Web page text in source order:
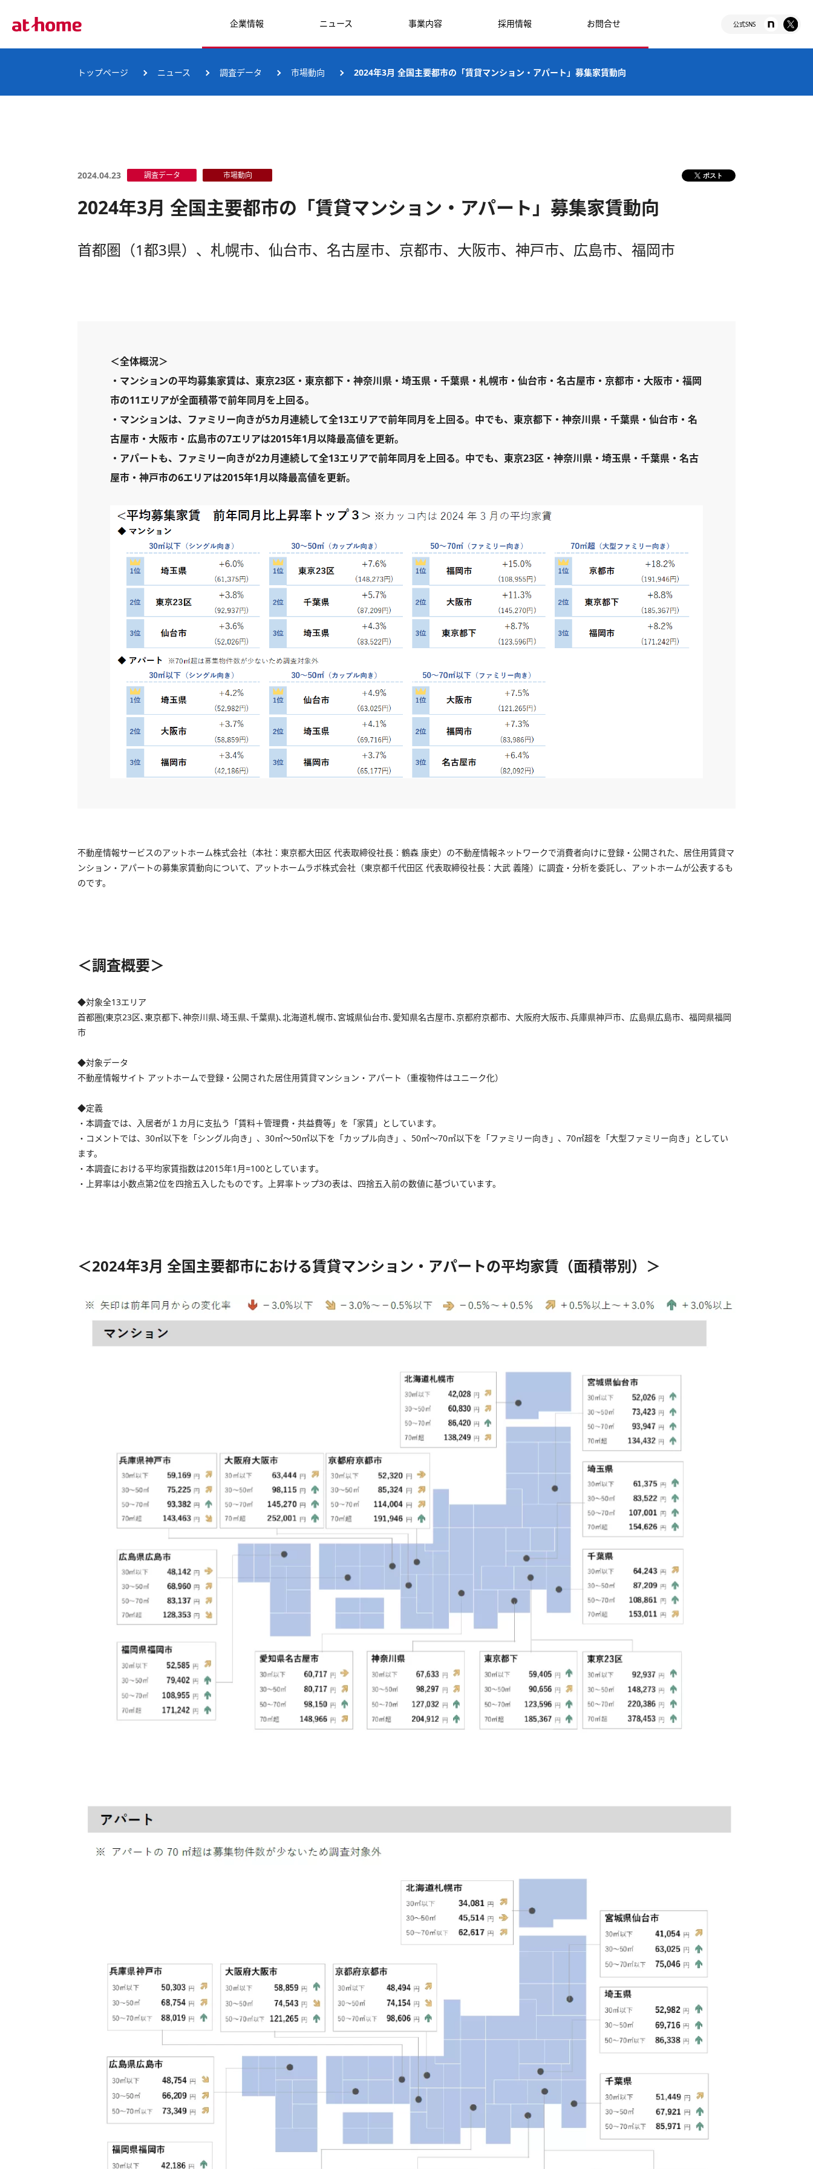
企業情報 ニュース 事業内容 採用情報 お問合せ 公式SNS
トップページ ニュース 調査データ 市場動向 2024年3月 全国主要都市の「賃貸マンション・アパート」募集家賃動向
2024.04.23 調査データ 市場動向 ポスト
2024年3月 全国主要都市の「賃貸マンション・アパート」募集家賃動向
首都圏（1都3県）、札幌市、仙台市、名古屋市、京都市、大阪市、神戸市、広島市、福岡市
＜全体概況＞
・マンションの平均募集家賃は、東京23区・東京都下・神奈川県・埼玉県・千葉県・札幌市・仙台市・名古屋市・京都市・大阪市・福岡
市の11エリアが全面積帯で前年同月を上回る。
・マンションは、ファミリー向きが5カ月連続して全13エリアで前年同月を上回る。中でも、東京都下・神奈川県・千葉県・仙台市・名
古屋市・大阪市・広島市の7エリアは2015年1月以降最高値を更新。
・アパートも、ファミリー向きが2カ月連続して全13エリアで前年同月を上回る。中でも、東京23区・神奈川県・埼玉県・千葉県・名古
屋市・神戸市の6エリアは2015年1月以降最高値を更新。
不動産情報サービスのアットホーム株式会社（本社：東京都大田区 代表取締役社長：鶴森 康史）の不動産情報ネットワークで消費者向けに登録・公開された、居住用賃貸マ
ンション・アパートの募集家賃動向について、アットホームラボ株式会社（東京都千代田区 代表取締役社長：大武 義隆）に調査・分析を委託し、アットホームが公表するも
のです。
＜調査概要＞
◆対象全13エリア
首都圏(東京23区､東京都下､神奈川県､埼玉県､千葉県)､北海道札幌市､宮城県仙台市､愛知県名古屋市､京都府京都市、大阪府大阪市､兵庫県神戸市、広島県広島市、福岡県福岡
市
◆対象データ
不動産情報サイト アットホームで登録・公開された居住用賃貸マンション・アパート（重複物件はユニーク化）
◆定義
・本調査では、入居者が１カ月に支払う「賃料＋管理費・共益費等」を「家賃」としています。
・コメントでは、30㎡以下を「シングル向き」、30㎡～50㎡以下を「カップル向き」、50㎡～70㎡以下を「ファミリー向き」、70㎡超を「大型ファミリー向き」としてい
ます。
・本調査における平均家賃指数は2015年1月=100としています。
・上昇率は小数点第2位を四捨五入したものです。上昇率トップ3の表は、四捨五入前の数値に基づいています。
＜2024年3月 全国主要都市における賃貸マンション・アパートの平均家賃（面積帯別）＞